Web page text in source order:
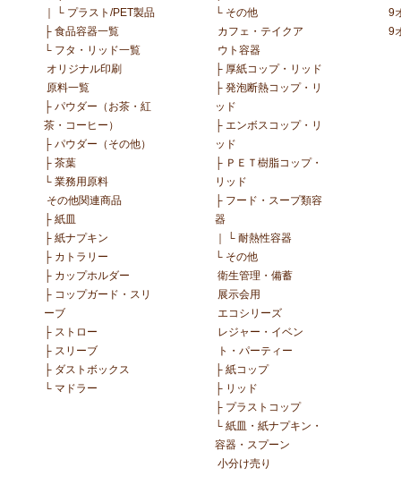
｜
└ プラスト/PET製品
├ 食品容器一覧
└ フタ・リッド一覧
オリジナル印刷
原料一覧
├ パウダー（お茶・紅
茶・コーヒー）
├ パウダー（その他）
├ 茶葉
└ 業務用原料
その他関連商品
├ 紙皿
├ 紙ナプキン
├ カトラリー
├ カップホルダー
├ コップガード・スリ
ーブ
├ ストロー
├ スリーブ
├ ダストボックス
└ マドラー
└ その他
カフェ・テイクア
ウト容器
├ 厚紙コップ・リッド
├ 発泡断熱コップ・リ
ッド
├ エンボスコップ・リ
ッド
├ ＰＥＴ樹脂コップ・
リッド
├ フード・スープ類容
器
｜
└ 耐熱性容器
└ その他
衛生管理・備蓄
展示会用
エコシリーズ
レジャー・イベン
ト・パーティー
├ 紙コップ
├ リッド
├ プラストコップ
└ 紙皿・紙ナプキン・
容器・スプーン
小分け売り
9
9